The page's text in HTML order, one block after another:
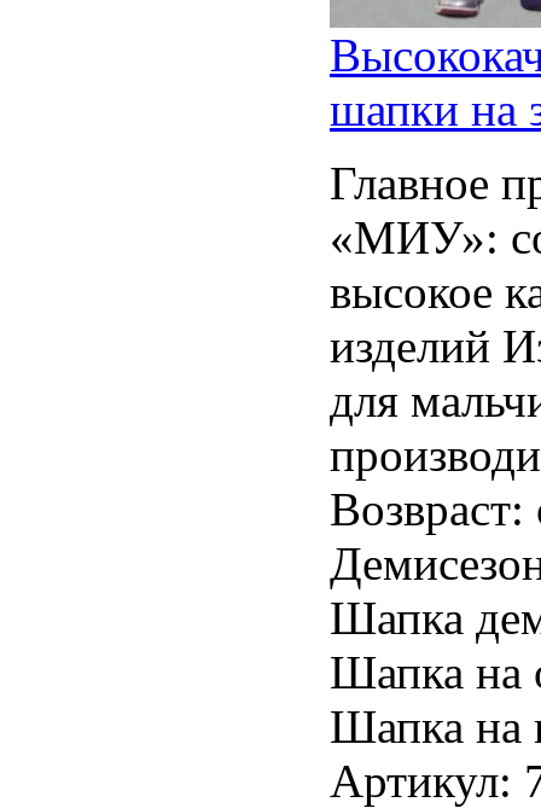
шапки на
Главное
«МИУ»:
высокое
изделий
для
Шапка
Шапка на
Шапка на
Артикул: